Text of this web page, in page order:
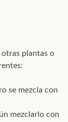
otras plantas o
se mezcla con
mezclarlo con